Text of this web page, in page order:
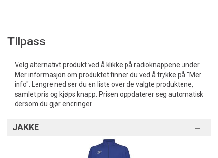
Tilpass
Velg alternativt produkt ved å klikke på radioknappene under.
Mer informasjon om produktet finner du ved å trykke på "Mer
info". Lengre ned ser du en liste over de valgte produktene,
samlet pris og kjøps knapp. Prisen oppdaterer seg automatisk
dersom du gjør endringer.
JAKKE